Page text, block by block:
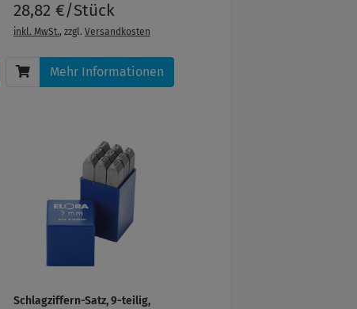
28,82 €/Stück
inkl. MwSt., zzgl. Versandkosten
Mehr Informationen
Schlagziffern-Satz, 9-teilig,